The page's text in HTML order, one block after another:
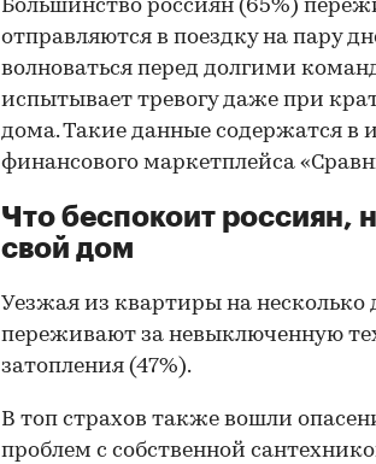
Большинство россиян (65%)
отправляются в поездку на пару
волноваться перед долгими
испытывает тревогу даже при
дома. Такие данные содержатся в
финансового маркетплейса
Что беспокоит россиян,
свой дом
Уезжая из квартиры на несколько
переживают за невыключенную
затопления (47%).
В топ страхов также вошли
проблем с собственной